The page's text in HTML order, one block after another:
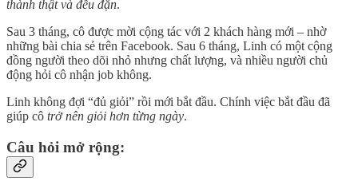
thành thật và đều đặn.
Sau 3 tháng, cô được mời cộng tác với 2 khách hàng mới – nhờ
những bài chia sẻ trên Facebook. Sau 6 tháng, Linh có một cộng
đồng người theo dõi nhỏ nhưng chất lượng, và nhiều người chủ
động hỏi cô nhận job không.
Linh không đợi “đủ giỏi” rồi mới bắt đầu. Chính việc bắt đầu đã
giúp cô trở nên giỏi hơn từng ngày.
Câu hỏi mở rộng: